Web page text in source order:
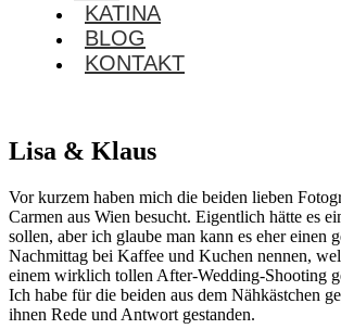
KATINA
BLOG
KONTAKT
Lisa & Klaus
Vor kurzem haben mich die beiden lieben
Carmen aus Wien besucht. Eigentlich hätte es
sollen, aber ich glaube man kann es eher einen
Nachmittag bei Kaffee und Kuchen nennen,
einem wirklich tollen After-Wedding-Shooting
Ich habe für die beiden aus dem Nähkästchen
ihnen Rede und Antwort gestanden.